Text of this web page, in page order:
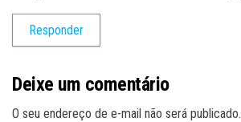
Responder
Deixe um comentário
O seu endereço de e-mail não será publicado.